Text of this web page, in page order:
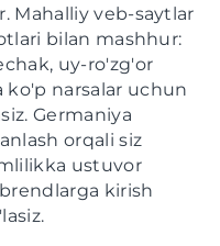
Mahalliy veb-saytlar
bilan mashhur:
uy-ro'zg'or
ko'p narsalar uchun
Germaniya
orqali siz
ustuvor
kirish